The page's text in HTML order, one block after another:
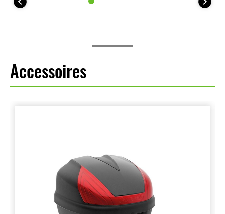
Accessoires